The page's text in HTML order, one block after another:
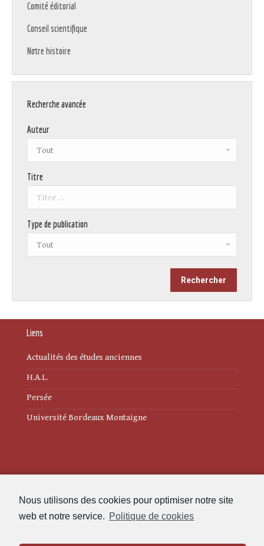
Nous utilisons des cookies pour optimiser notre site
web et notre service. Politique de cookies
Comité éditorial
Conseil scientifique
Notre histoire
Recherche avancée
Auteur
Titre
Type de publication
Liens
Actualités des études anciennes
H.A.L.
Persée
Université Bordeaux Montaigne
Politique de cookies (UE)